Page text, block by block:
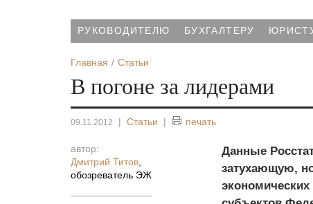
РУКОВОДИТЕЛЮ БУХГАЛТЕРУ
Главная Статьи
В погоне за лидерами
09.11.2012 | Статьи | печать
автор:
Дмитрий Титов
обозреватель ЭЖ
Данные
затухающую,